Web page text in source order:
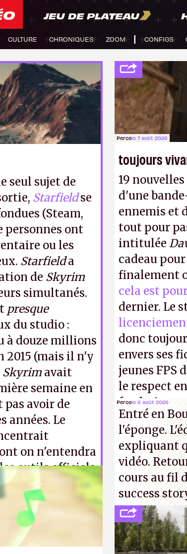
JEU DE PLATEAU
CULTURE CHRONIQUES ZOOM CONFIGS
seul sujet de
Starfieldse
(Steam,
personnes ont
ou les
Starfielda
de Skyrim
simultanés.
presque
du studio :
à douze millions
2015 (mais il n'y
Skyrim avait
semaine en
pas avoir de
années. Le
on n'entendra
outils officiels
eux en
Percole 7 août 2026
toujours
19
d'une
ennemis et
tout pour
intitulée
cadeau
finalement
cela est
dernier. Le
donc
envers ses
jeunes FPS
le respect
faudrait une
cons ! P.
Percole 6 août 2026
Entré en
l'éponge.
expliquant
vidéo.
cours au fil
success